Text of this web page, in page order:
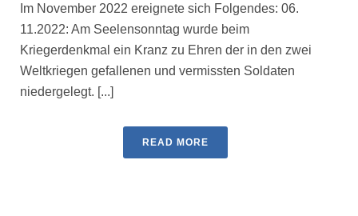
Im November 2022 ereignete sich Folgendes: 06.
11.2022: Am Seelensonntag wurde beim
Kriegerdenkmal ein Kranz zu Ehren der in den zwei
Weltkriegen gefallenen und vermissten Soldaten
niedergelegt. [...]
READ MORE